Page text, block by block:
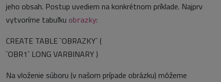
jeho obsah. Postup uvediem na konkrétnom príklade. Najprv
vytvoríme tabuľku obrazky:
CREATE TABLE `OBRAZKY` (
`OBR1` LONG VARBINARY )
Na vloženie súboru (v našom prípade obrázku) môžeme